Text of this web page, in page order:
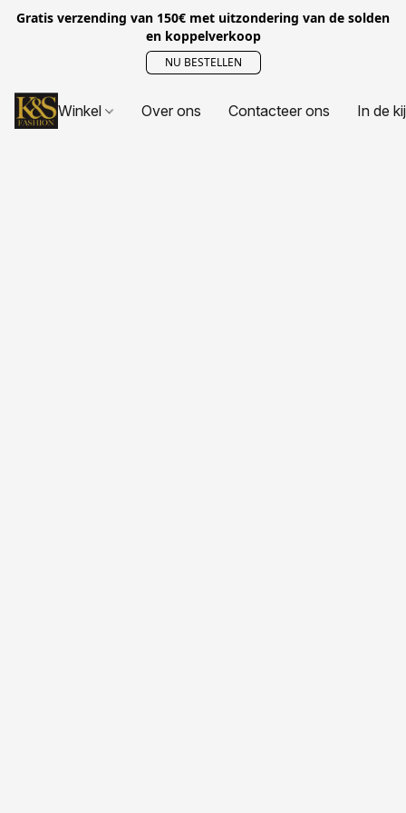
Gratis verzending van 150€ met uitzondering van de solden
en koppelverkoop
NU BESTELLEN
Winkel Over ons Contacteer ons In de